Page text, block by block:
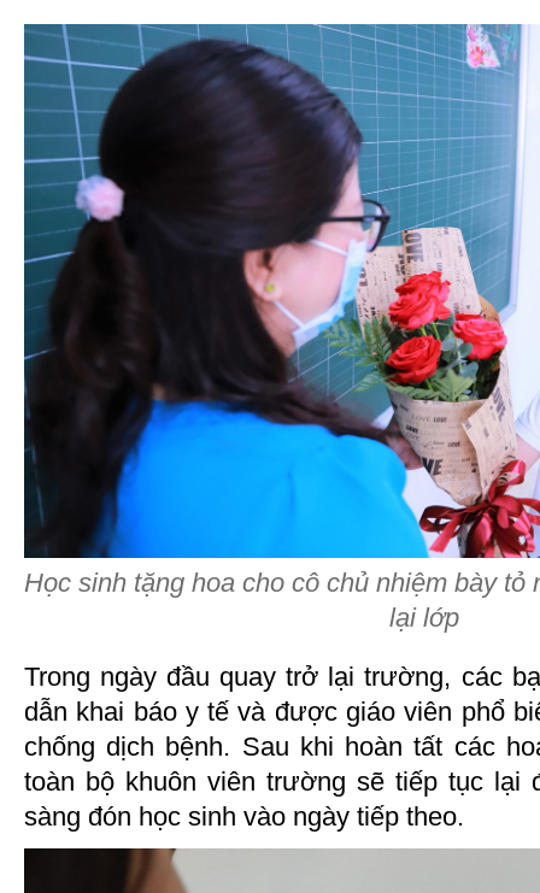
Học sinh tặng hoa cho cô chủ nhiệm bày
lại lớp
Trong ngày đầu quay trở lại trường, các
dẫn khai báo y tế và được giáo viên phổ
chống dịch bệnh. Sau khi hoàn tất các
toàn bộ khuôn viên trường sẽ tiếp tục lại
sàng đón học sinh vào ngày tiếp theo.